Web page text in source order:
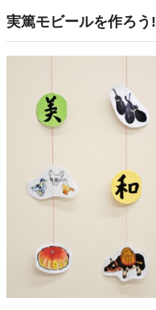
実篤モビールを作ろう!